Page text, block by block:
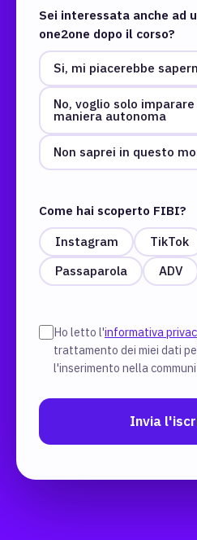
Sei interessata anche ad
one2one dopo il corso?
Si, mi piacerebbe
No, voglio solo
maniera autonoma
Non saprei in questo
Come hai scoperto FIBI?
Instagram
TikTok
Passaparola
ADV
Ho letto l'informativa
trattamento dei miei dati
l'inserimento nella